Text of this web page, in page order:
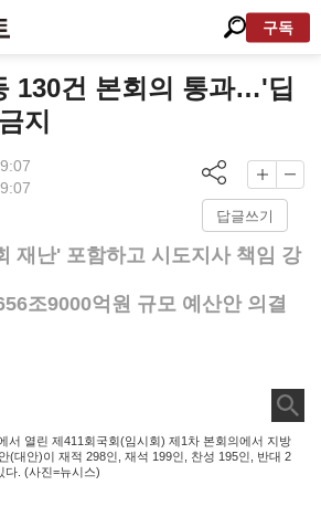
구독
130건 본회의 통과…'딥
지
답글쓰기
재난' 포함하고 시도지사 책임 강
조9000억원 규모 예산안 의결
서 열린 제411회국회(임시회) 제1차 본회의에서 지방
(대안)이 재적 298인, 재석 199인, 찬성 195인, 반대 2
다. (사진=뉴시스)